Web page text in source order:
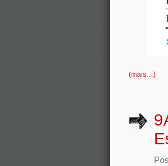
(mais…)